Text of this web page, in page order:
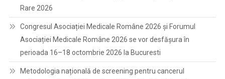
Rare 2026
Congresul Asociației Medicale Române 2026 și Forumul
Asociației Medicale Române 2026 se vor desfășura în
perioada 16–18 octombrie 2026 la Bucuresti
Metodologia națională de screening pentru cancerul